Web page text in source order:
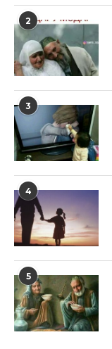
2
3
4
5